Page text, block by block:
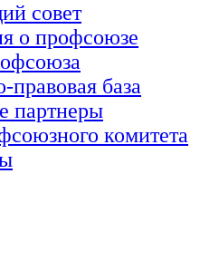
совет
о профсоюзе
база
партнеры
комитета